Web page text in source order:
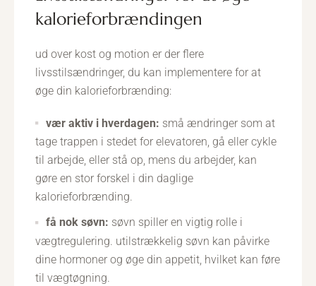
kalorieforbrændingen
ud over kost og motion er der flere
livsstilsændringer, du kan implementere for at
øge din kalorieforbrænding:
vær aktiv i hverdagen: små ændringer som at
tage trappen i stedet for elevatoren, gå eller cykle
til arbejde, eller stå op, mens du arbejder, kan
gøre en stor forskel i din daglige
kalorieforbrænding.
få nok søvn: søvn spiller en vigtig rolle i
vægtregulering. utilstrækkelig søvn kan påvirke
dine hormoner og øge din appetit, hvilket kan føre
til vægtøgning.